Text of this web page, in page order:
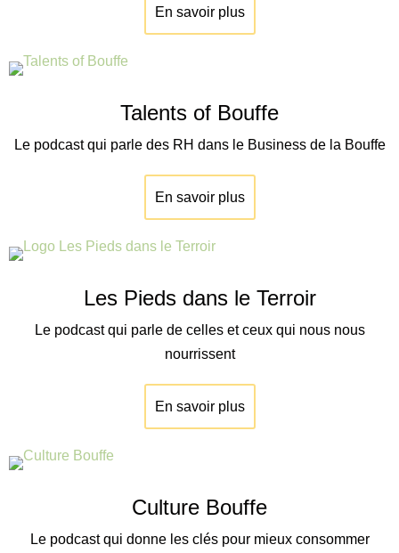
En savoir plus
Talents of Bouffe
Le podcast qui parle des RH dans le Business de la Bouffe
En savoir plus
Les Pieds dans le Terroir
Le podcast qui parle de celles et ceux qui nous nous
nourrissent
En savoir plus
Culture Bouffe
Le podcast qui donne les clés pour mieux consommer